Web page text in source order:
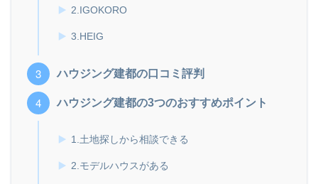
2.IGOKORO
3.HEIG
ハウジング建都の口コミ評判
ハウジング建都の3つのおすすめポイント
1.土地探しから相談できる
2.モデルハウスがある